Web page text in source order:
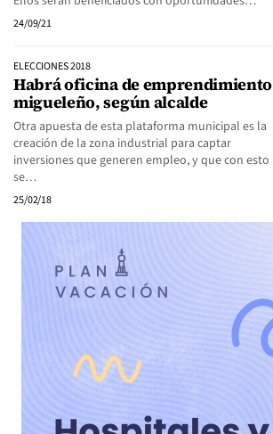
24/09/21
ELECCIONES 2018
Habrá oficina de emprendimiento
migueleño, según alcalde
Otra apuesta de esta plataforma municipal es la
creación de la zona industrial para captar
inversiones que generen empleo, y que con esto
se…
25/02/18